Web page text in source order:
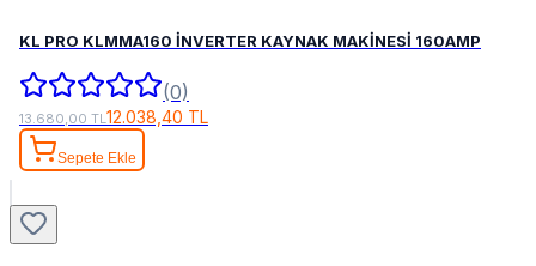
KL PRO KLMMA160 İNVERTER KAYNAK MAKİNESİ 160AMP
(0)
13.680,00 TL12.038,40 TL
Sepete Ekle